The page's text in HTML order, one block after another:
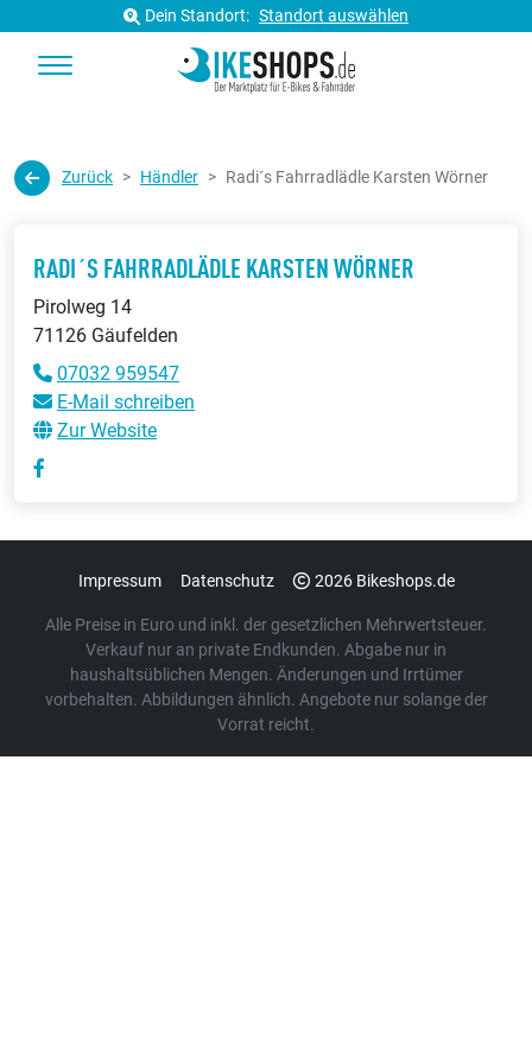
Dein Standort: Standort auswählen
Zurück Händler Radi´s Fahrradlädle Karsten Wörner
RADI´S FAHRRADLÄDLE KARSTEN WÖRNER
Pirolweg 14
71126 Gäufelden
07032 959547
E-Mail schreiben
Zur Website
Impressum Datenschutz 2026 Bikeshops.de
Alle Preise in Euro und inkl. der gesetzlichen Mehrwertsteuer.
Verkauf nur an private Endkunden. Abgabe nur in
haushaltsüblichen Mengen. Änderungen und Irrtümer
vorbehalten. Abbildungen ähnlich. Angebote nur solange der
Vorrat reicht.